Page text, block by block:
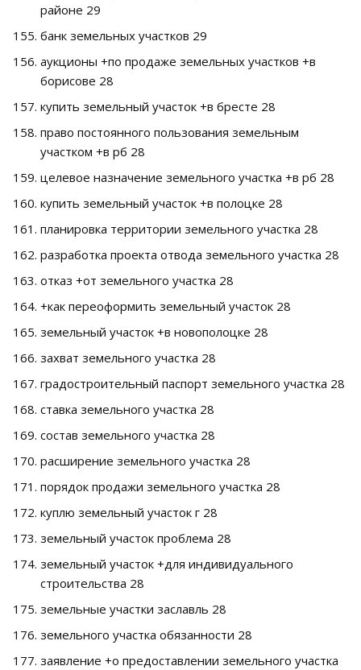
районе 29
банк земельных участков 29
аукционы +по продаже земельных участков +в
борисове 28
купить земельный участок +в бресте 28
право постоянного пользования земельным
участком +в рб 28
целевое назначение земельного участка +в рб 28
купить земельный участок +в полоцке 28
планировка территории земельного участка 28
разработка проекта отвода земельного участка 28
отказ +от земельного участка 28
+как переоформить земельный участок 28
земельный участок +в новополоцке 28
захват земельного участка 28
градостроительный паспорт земельного участка 28
ставка земельного участка 28
состав земельного участка 28
расширение земельного участка 28
порядок продажи земельного участка 28
куплю земельный участок г 28
земельный участок проблема 28
земельный участок +для индивидуального
строительства 28
земельные участки заславль 28
земельного участка обязанности 28
заявление +о предоставлении земельного участка